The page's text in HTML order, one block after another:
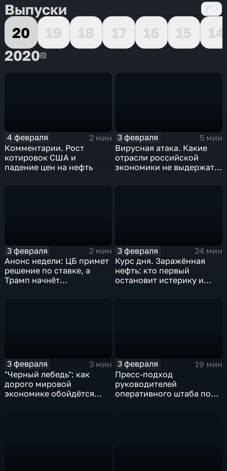
Выпуски
20
19 18 17 16 15
14
20202020
4 февраля
2 мин
Комментарии. Рост
котировок США и
падение цен на нефть
3 февраля
5 мин
Вирусная атака. Какие
отрасли российской
экономики не выдержат
3 февраля
2 мин
Анонс недели: ЦБ примет
решение по ставке, а
Трамп начнёт
3 февраля
24 мин
Курс дня. Заражённая
нефть: кто первый
остановит истерику и
3 февраля
3 мин
"Черный лебедь": как
дорого мировой
экономике обойдётся
3 февраля
19 мин
Пресс-подход
руководителей
оперативного штаба по